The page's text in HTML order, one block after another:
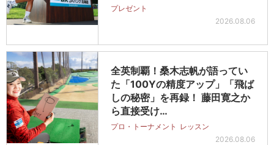
プレゼント
2026.08.06
全英制覇！桑木志帆が語ってい
た「100Yの精度アップ」「飛ば
しの秘密」を再録！ 藤田寛之か
ら直接受け…
プロ・トーナメント レッスン
2026.08.06